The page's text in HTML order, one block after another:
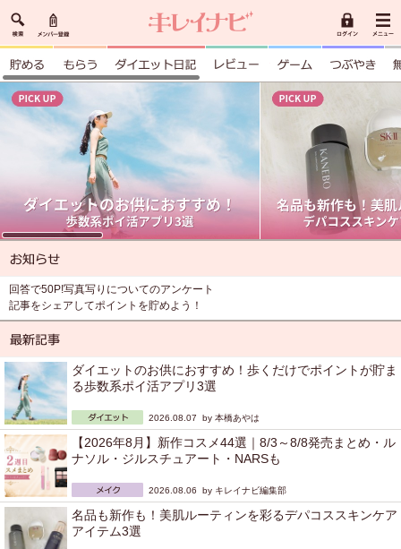
回答で50P!写真写りについてのアンケート
記事をシェアしてポイントを貯めよう！
ダイエットのお供におすすめ！歩くだけでポイントが貯ま
る歩数系ポイ活アプリ3選
2026.08.07 by 本橋あやは
【2026年8月】新作コスメ44選｜8/3～8/8発売まとめ・ル
ナソル・ジルスチュアート・NARSも
2026.08.06 by キレイナビ編集部
名品も新作も！美肌ルーティンを彩るデパコススキンケア
アイテム3選